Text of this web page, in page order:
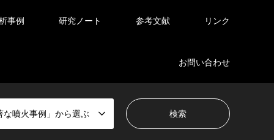
事例 研究ノート 参考文献 リンク
お問い合わせ
な噴火事例」から選ぶ